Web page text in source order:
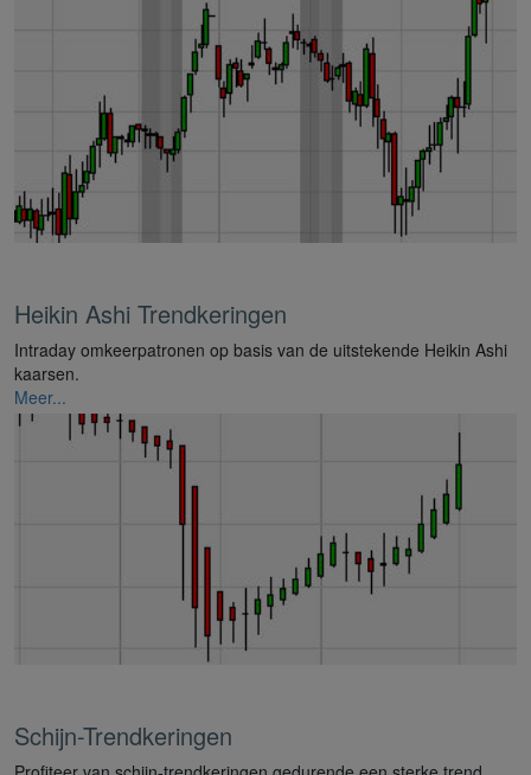
Heikin Ashi Trendkeringen
Intraday omkeerpatronen op basis van de uitstekende Heikin Ashi
kaarsen.
Meer...
Schijn-Trendkeringen